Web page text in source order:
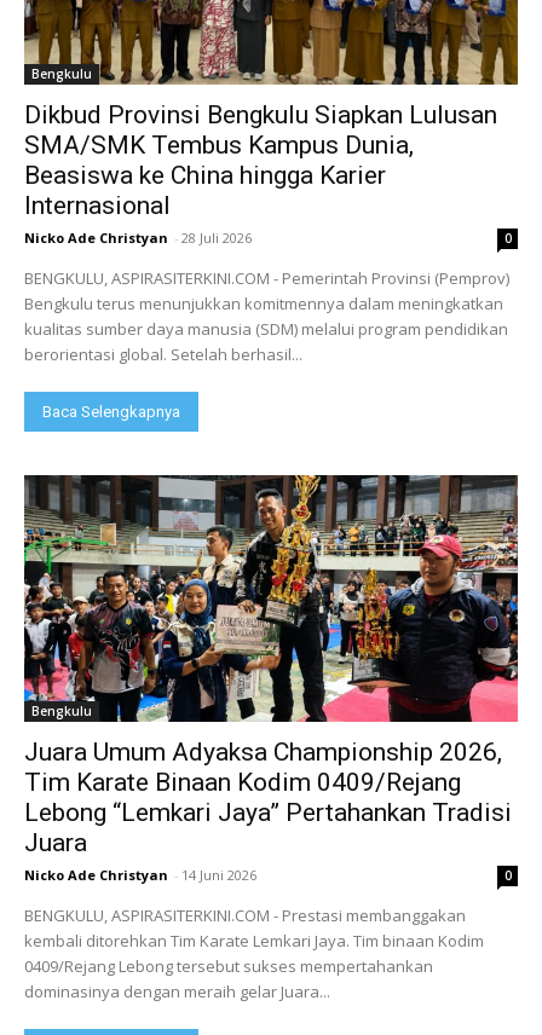
Bengkulu
Dikbud Provinsi Bengkulu Siapkan Lulusan
SMA/SMK Tembus Kampus Dunia,
Beasiswa ke China hingga Karier
Internasional
Nicko Ade Christyan - 28 Juli 2026 0
BENGKULU, ASPIRASITERKINI.COM - Pemerintah Provinsi (Pemprov)
Bengkulu terus menunjukkan komitmennya dalam meningkatkan
kualitas sumber daya manusia (SDM) melalui program pendidikan
berorientasi global. Setelah berhasil...
Baca Selengkapnya
Bengkulu
Juara Umum Adyaksa Championship 2026,
Tim Karate Binaan Kodim 0409/Rejang
Lebong “Lemkari Jaya” Pertahankan Tradisi
Juara
Nicko Ade Christyan - 14 Juni 2026 0
BENGKULU, ASPIRASITERKINI.COM - Prestasi membanggakan
kembali ditorehkan Tim Karate Lemkari Jaya. Tim binaan Kodim
0409/Rejang Lebong tersebut sukses mempertahankan
dominasinya dengan meraih gelar Juara...